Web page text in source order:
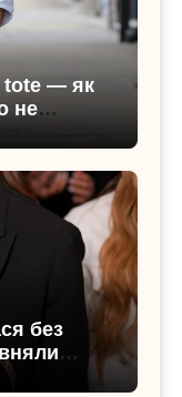
tote — як
не
без